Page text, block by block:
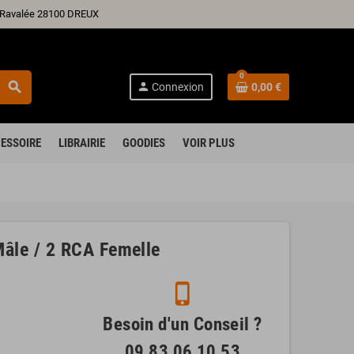
28100 DREUX
search person Connexion
0
0,00 €
LIBRAIRIE GOODIES VOIR PLUS
/ 2 RCA Femelle
phone_iphone
Besoin d'un Conseil ?